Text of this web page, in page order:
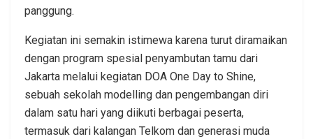
panggung.
Kegiatan ini semakin istimewa karena turut diramaikan
dengan program spesial penyambutan tamu dari
Jakarta melalui kegiatan DOA One Day to Shine,
sebuah sekolah modelling dan pengembangan diri
dalam satu hari yang diikuti berbagai peserta,
termasuk dari kalangan Telkom dan generasi muda